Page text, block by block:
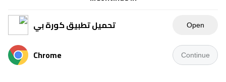
Copyright © 2021 Kora B, powered by Ahmednet.info
تحميل تطبيق كورة بي
Open
Chrome Continue